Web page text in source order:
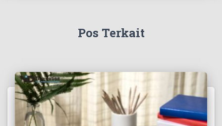
Pos Terkait